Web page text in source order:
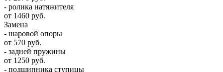
- ролика натяжителя
от 1460 руб.
Замена
- шаровой опоры
от 570 руб.
- задней пружины
от 1250 руб.
- подшипника ступицы